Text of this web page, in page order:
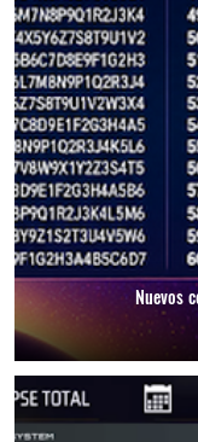
Nuevos